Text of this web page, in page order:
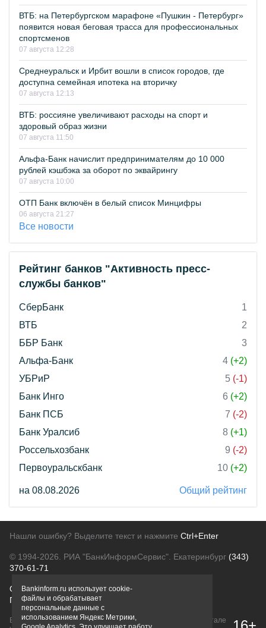
ВТБ: на Петербургском марафоне «Пушкин - Петербург»
появится новая беговая трасса для профессиональных
спортсменов
07 августа 12:28
Среднеуральск и Ирбит вошли в список городов, где
доступна семейная ипотека на вторичку
07 августа 12:13
ВТБ: россияне увеличивают расходы на спорт и
здоровый образ жизни
07 августа 11:50
Альфа-Банк начислит предпринимателям до 10 000
рублей кэшбэка за оборот по эквайрингу
07 августа 10:00
ОТП Банк включён в белый список Минцифры
06 августа 21:27
Все новости
Рейтинг банков "Активность пресс-
службы банков"
СберБанк
1
ВТБ
2
ББР Банк
3
Альфа-Банк
4 (+2)
УБРиР
5 (-1)
Банк Инго
6 (+2)
Банк ПСБ
7 (-2)
Банк Уралсиб
8 (+1)
Россельхозбанк
9 (-2)
Первоуральскбанк
10 (+2)
на 08.08.2026 Общий рейтинг
Нашли ошибку? Выделите текст и нажмите Ctrl+Enter
© 1994-2026. РИА "БанкИнформСервис". Екатеринбург (343)
370-61-71
О проектеПолитика конфиденциальности
Правовая информацияДля рекламодателей
Вся информация о продуктах банков, размещенная на портале
Bankinform.ru использует cookie-
файлы и обрабатывает
персональные данные с
использованием Яндекс Метрики,